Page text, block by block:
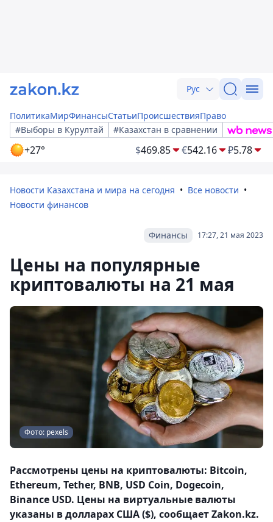
Рус
ПолитикаМирФинансыСтатьиПроисшествияПраво
#Выборы в Курултай
#Казахстан в сравнении
+27° $469.85 €542.16 ₽5.78
Новости Казахстана и мира на сегодня
Все новости
Новости финансов
17:27, 21 мая 2023
Финансы
Цены на популярные
криптовалюты на 21 мая
Фото: pexels
Рассмотрены цены на криптовалюты: Bitcoin,
Ethereum, Tether, BNB, USD Coin, Dogecoin,
Binance USD. Цены на виртуальные валюты
указаны в долларах США ($), сообщает Zakon.kz.